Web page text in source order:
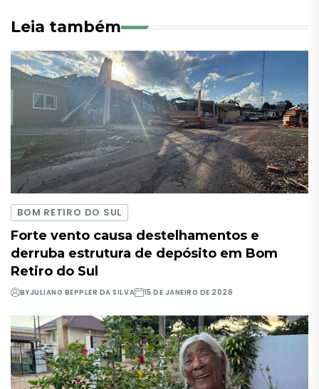
Leia também
BOM RETIRO DO SUL
Forte vento causa destelhamentos e
derruba estrutura de depósito em Bom
Retiro do Sul
BYJULIANO BEPPLER DA SILVA 15 DE JANEIRO DE 2026